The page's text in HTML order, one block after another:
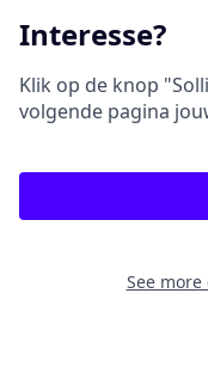
Interesse?
Klik op de knop
volgende pagina
See